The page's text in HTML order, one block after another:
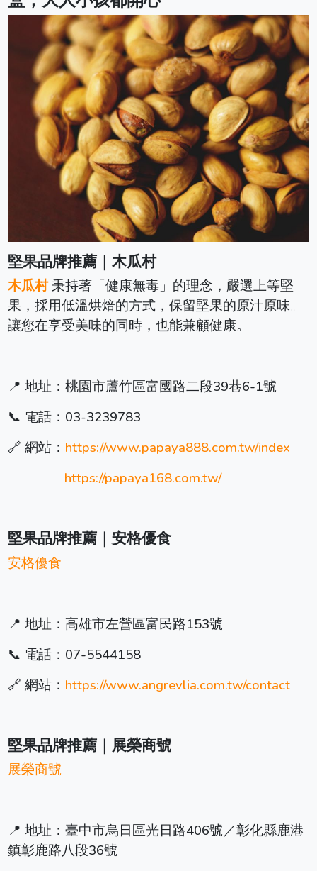
堅果品牌推薦｜木瓜村
木瓜村秉持著「健康無毒」的理念，嚴選上等堅
果，採用低溫烘焙的方式，保留堅果的原汁原味。
讓您在享受美味的同時，也能兼顧健康。
📍 地址：桃園市蘆竹區富國路二段39巷6-1號
📞 電話：03-3239783
🔗 網站： https://www.papaya888.com.tw/index
https://papaya168.com.tw/
堅果品牌推薦｜安格優食
安格優食
📍 地址：高雄市左營區富民路153號
📞 電話：07-5544158
🔗 網站： https://www.angrevlia.com.tw/contact
堅果品牌推薦｜展榮商號
展榮商號
📍 地址：臺中市烏日區光日路406號／彰化縣鹿港
鎮彰鹿路八段36號